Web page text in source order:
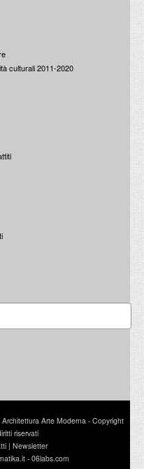
culturali 2011-2020
Arte Moderna - Copyright
riservati
| Newsletter
- 06labs.com